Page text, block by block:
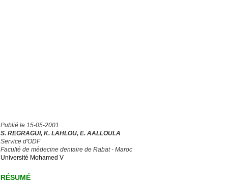
Publié le 15-05-2001
S. REGRAGUI, K. LAHLOU, E. AALLOULA
Service d'ODF
Faculté de médecine dentaire de Rabat - Maroc
Université Mohamed V
RÉSUMÉ